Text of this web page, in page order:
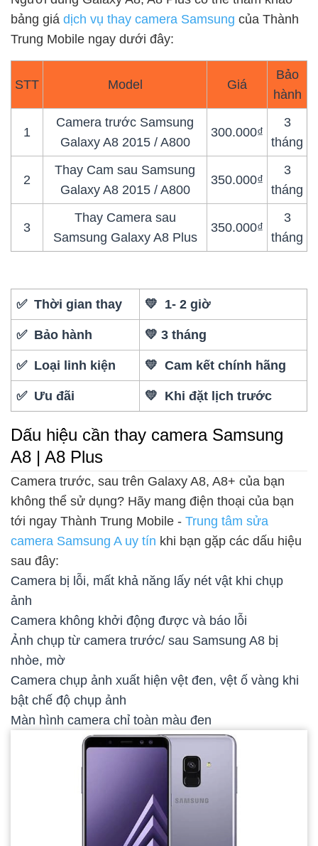
bảng giá dịch vụ thay camera Samsung của Thành
Trung Mobile ngay dưới đây:
STT Model Giá
Bảo
hành
1
Camera trước Samsung
Galaxy A8 2015 / A800
300.000₫
3
tháng
2
Thay Cam sau Samsung
Galaxy A8 2015 / A800
350.000₫
3
tháng
3
Thay Camera sau
Samsung Galaxy A8 Plus
350.000₫
3
tháng
✅ Thời gian thay 💛 1- 2 giờ
✅ Bảo hành 💛 3 tháng
✅ Loại linh kiện 💛 Cam kết chính hãng
✅ Ưu đãi 💛 Khi đặt lịch trước
Dấu hiệu cần thay camera Samsung
A8 | A8 Plus
Camera trước, sau trên Galaxy A8, A8+ của bạn
không thể sử dụng? Hãy mang điện thoại của bạn
tới ngay Thành Trung Mobile - Trung tâm sửa
camera Samsung A uy tín khi bạn gặp các dấu hiệu
sau đây:
Camera bị lỗi, mất khả năng lấy nét vật khi chụp
ảnh
Camera không khởi động được và báo lỗi
Ảnh chụp từ camera trước/ sau Samsung A8 bị
nhòe, mờ
Camera chụp ảnh xuất hiện vệt đen, vệt ố vàng khi
bật chế độ chụp ảnh
Màn hình camera chỉ toàn màu đen